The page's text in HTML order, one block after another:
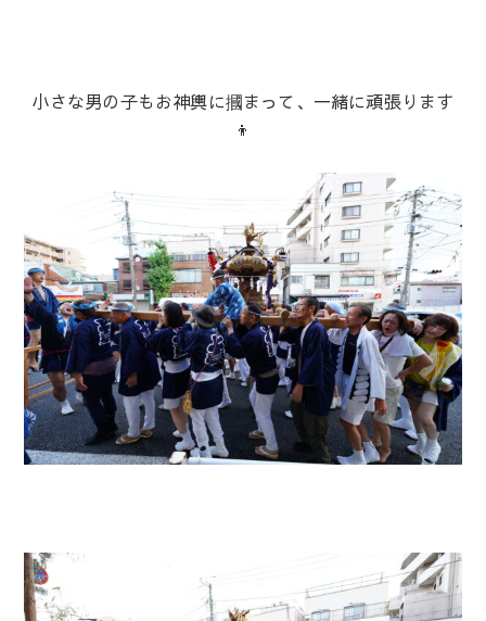
小さな男の子もお神輿に摑まって、一緒に頑張ります
👦